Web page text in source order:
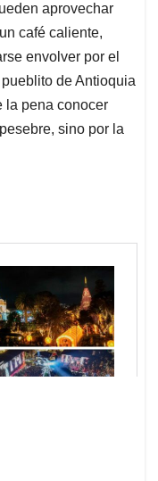
aprovechar
café caliente,
envolver por el
de Antioquia
la pena conocer
sino por la